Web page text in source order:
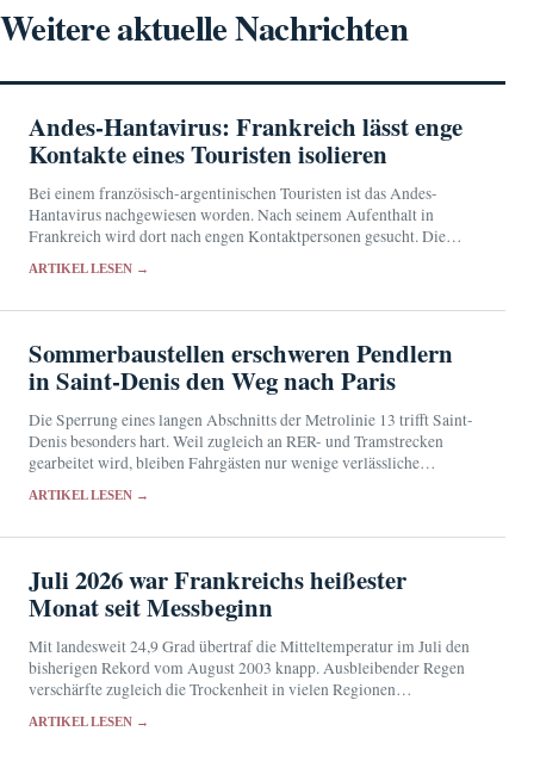
Weitere aktuelle Nachrichten
Andes-Hantavirus: Frankreich lässt enge
Kontakte eines Touristen isolieren
Bei einem französisch-argentinischen Touristen ist das Andes-
Hantavirus nachgewiesen worden. Nach seinem Aufenthalt in
Frankreich wird dort nach engen Kontaktpersonen gesucht. Die
ARTIKEL LESEN →
Sommerbaustellen erschweren Pendlern
in Saint-Denis den Weg nach Paris
Die Sperrung eines langen Abschnitts der Metrolinie 13 trifft Saint-
Denis besonders hart. Weil zugleich an RER- und Tramstrecken
gearbeitet wird, bleiben Fahrgästen nur wenige verlässliche
ARTIKEL LESEN →
Juli 2026 war Frankreichs heißester
Monat seit Messbeginn
Mit landesweit 24,9 Grad übertraf die Mitteltemperatur im Juli den
bisherigen Rekord vom August 2003 knapp. Ausbleibender Regen
verschärfte zugleich die Trockenheit in vielen Regionen
ARTIKEL LESEN →